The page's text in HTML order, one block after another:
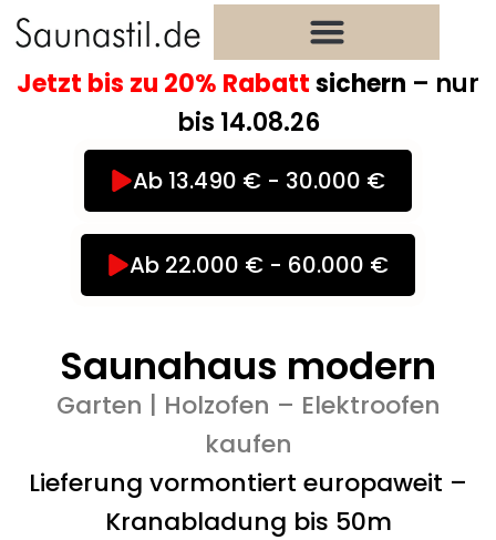
Zum
Inhalt
springen
Jetzt bis zu 20% Rabattsichern – nur
bis 14.08.26
Ab 13.490 € - 30.000 €
Ab 22.000 € - 60.000 €
Saunahaus modern
Garten | Holzofen – Elektroofen
kaufen
Lieferung vormontiert europaweit –
Kranabladung bis 50m